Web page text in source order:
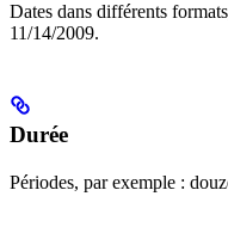
Dates dans différents
11/14/2009.
Durée
Périodes, par exemple :